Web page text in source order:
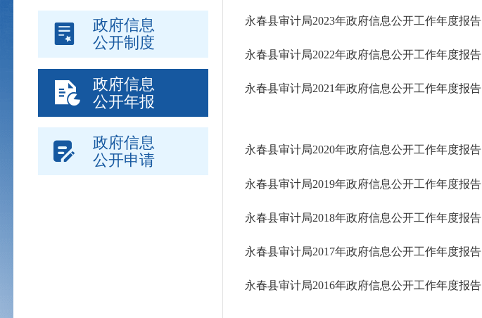
政府信息
公开制度
政府信息
公开年报
政府信息
公开申请
永春县审计局2023年政府信息公开工作年度报告
永春县审计局2022年政府信息公开工作年度报告
永春县审计局2021年政府信息公开工作年度报告
永春县审计局2020年政府信息公开工作年度报告
永春县审计局2019年政府信息公开工作年度报告
永春县审计局2018年政府信息公开工作年度报告
永春县审计局2017年政府信息公开工作年度报告
永春县审计局2016年政府信息公开工作年度报告